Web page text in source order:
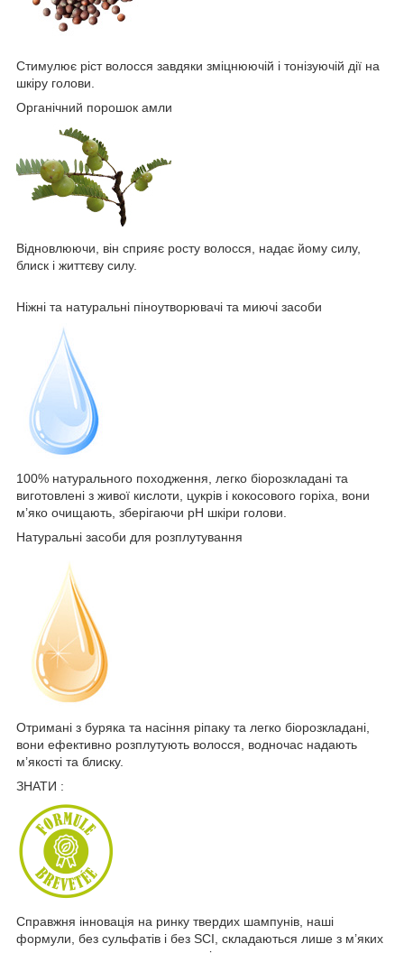
Стимулює ріст волосся завдяки зміцнюючій і тонізуючій дії на
шкіру голови.
Органічний порошок амли
Відновлюючи, він сприяє росту волосся, надає йому силу,
блиск і життєву силу.
Ніжні та натуральні піноутворювачі та миючі засоби
100% натурального походження, легко біорозкладані та
виготовлені з живої кислоти, цукрів і кокосового горіха, вони
м’яко очищають, зберігаючи рН шкіри голови.
Натуральні засоби для розплутування
Отримані з буряка та насіння ріпаку та легко біорозкладані,
вони ефективно розплутують волосся, водночас надають
м’якості та блиску.
ЗНАТИ :
Справжня інновація на ринку твердих шампунів, наші
формули, без сульфатів і без SCI, складаються лише з м’яких